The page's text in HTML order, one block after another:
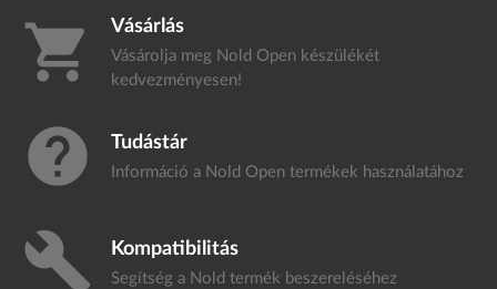
shopping_cart Vásárlás
Vásárolja meg Nold Open készülékét
kedvezményesen!
help Tudástár
Információ a Nold Open termékek használatához
build Kompatibilitás
Segítség a Nold termék beszereléséhez